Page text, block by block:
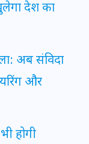
देश का
अब संविदा
और
होगी